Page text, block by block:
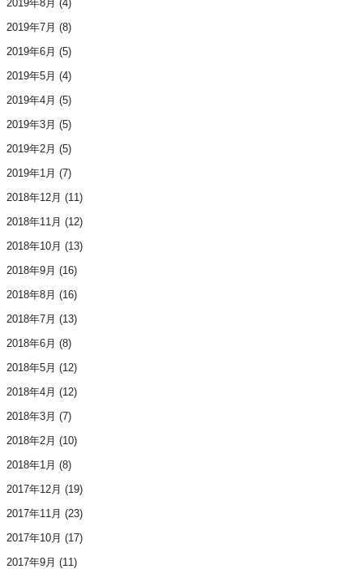
2019年8月 (4)
2019年7月 (8)
2019年6月 (5)
2019年5月 (4)
2019年4月 (5)
2019年3月 (5)
2019年2月 (5)
2019年1月 (7)
2018年12月 (11)
2018年11月 (12)
2018年10月 (13)
2018年9月 (16)
2018年8月 (16)
2018年7月 (13)
2018年6月 (8)
2018年5月 (12)
2018年4月 (12)
2018年3月 (7)
2018年2月 (10)
2018年1月 (8)
2017年12月 (19)
2017年11月 (23)
2017年10月 (17)
2017年9月 (11)